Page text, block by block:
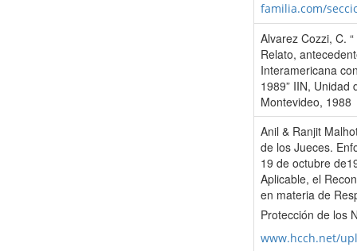
familia.com/
Alvarez Cozzi, C.
Relato,
Interamericana
1989” IIN, Unidad
Montevideo, 1988
Anil & Ranjit
de los Jueces.
19 de octubre
Aplicable, el
en materia de
Protección de los
www.hcch.net/